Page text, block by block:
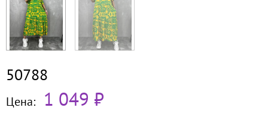
50788
Цена: 1 049 ₽